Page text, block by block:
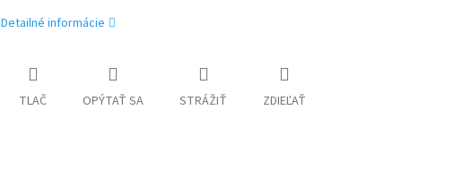
Detailné informácie
TLAČ OPÝTAŤ SA STRÁŽIŤ ZDIEĽAŤ